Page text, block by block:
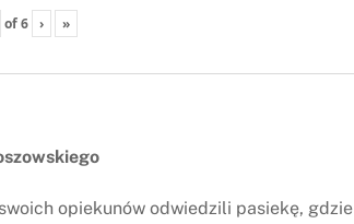
of6 › »
opiekunów odwiedzili pasiekę, gdzie